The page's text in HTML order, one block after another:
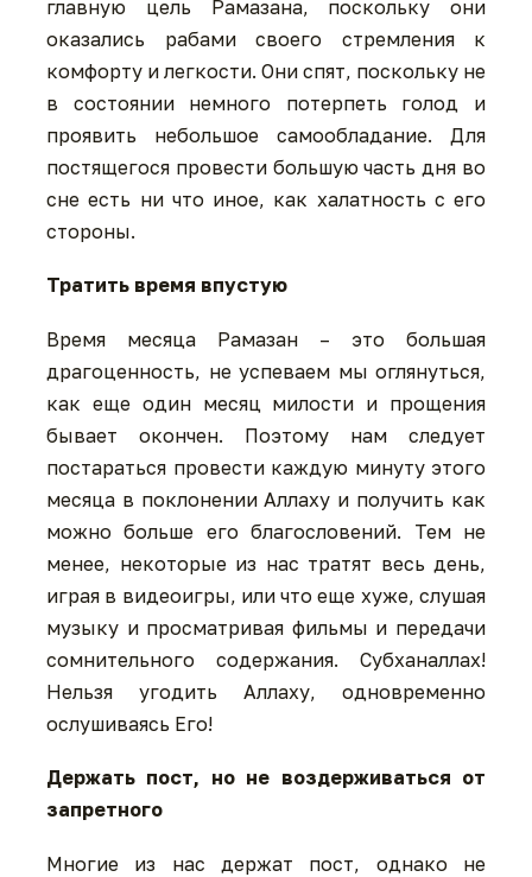
главную цель Рамазана, поскольку они
оказались рабами своего стремления к
комфорту и легкости. Они спят, поскольку не
в состоянии немного потерпеть голод и
проявить небольшое самообладание. Для
постящегося провести большую часть дня во
сне есть ни что иное, как халатность с его
стороны.
Тратить время впустую
Время месяца Рамазан – это большая
драгоценность, не успеваем мы оглянуться,
как еще один месяц милости и прощения
бывает окончен. Поэтому нам следует
постараться провести каждую минуту этого
месяца в поклонении Аллаху и получить как
можно больше его благословений. Тем не
менее, некоторые из нас тратят весь день,
играя в видеоигры, или что еще хуже, слушая
музыку и просматривая фильмы и передачи
сомнительного содержания. Субханаллах!
Нельзя угодить Аллаху, одновременно
ослушиваясь Его!
Держать пост, но не воздерживаться от
запретного
Многие из нас держат пост, однако не